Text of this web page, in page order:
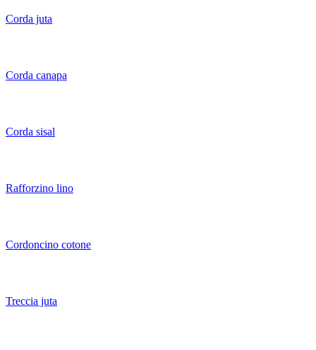
Corda juta
Corda canapa
Corda sisal
Rafforzino lino
Cordoncino cotone
Treccia juta